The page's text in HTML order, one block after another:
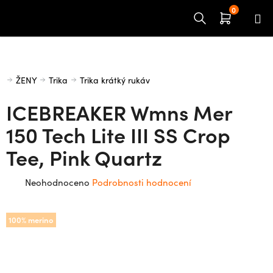
Domů
ŽENY Trika Trika krátký rukáv
ICEBREAKER Wmns Mer
150 Tech Lite III SS Crop
Tee, Pink Quartz
Průměrné
produktu
je
Neohodnoceno Podrobnosti hodnocení
100% merino